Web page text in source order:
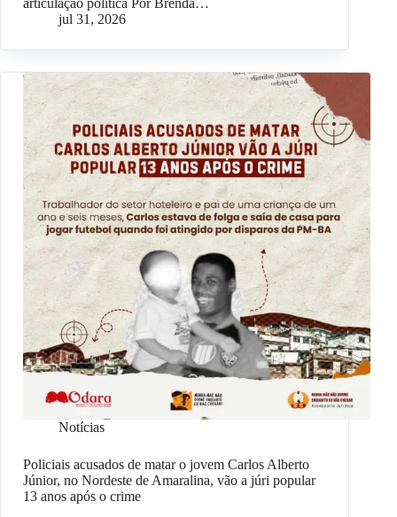
articulação política Por Brenda…
jul 31, 2026
Notícias
Policiais acusados de matar o jovem Carlos Alberto
Júnior, no Nordeste de Amaralina, vão a júri popular
13 anos após o crime